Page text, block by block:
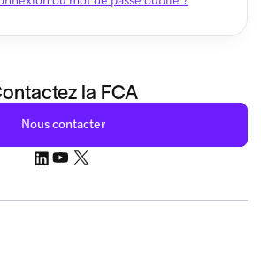
la FCA
Nous contacter